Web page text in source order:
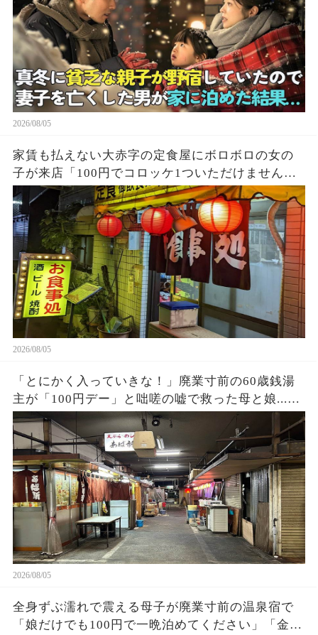
2026/08/05
家賃も払えない大赤字の定食屋にボロボロの女の
子が来店「100円でコロッケ1ついただけません
か？」ハンバーグ定食をご馳走し満腹になった少
女→後日、黒い高級車が次々に現れて…
2026/08/05
「とにかく入っていきな！」廃業寸前の60歳銭湯
主が「100円デー」と咄嗟の嘘で救った母と娘...お
店の立ち退き当日、まさかの出来事に…
2026/08/05
全身ずぶ濡れで震える母子が廃業寸前の温泉宿で
「娘だけでも100円で一晩泊めてください」「金な